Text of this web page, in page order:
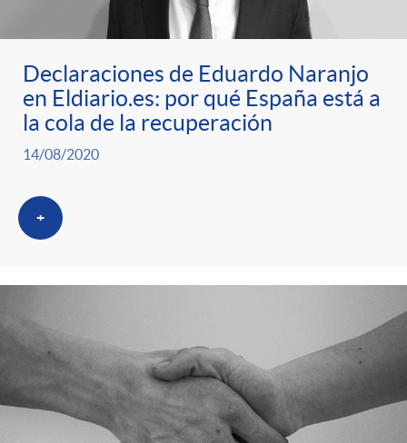
r
a
S
a
l
a
d
n
p
r
c
a
t
e
n
d
o
A
n
c
a
d
r
d
Declaraciones de Eduardo Naranjo
en Eldiario.es: por qué España está a
la cola de la recuperación
14/08/2020
+